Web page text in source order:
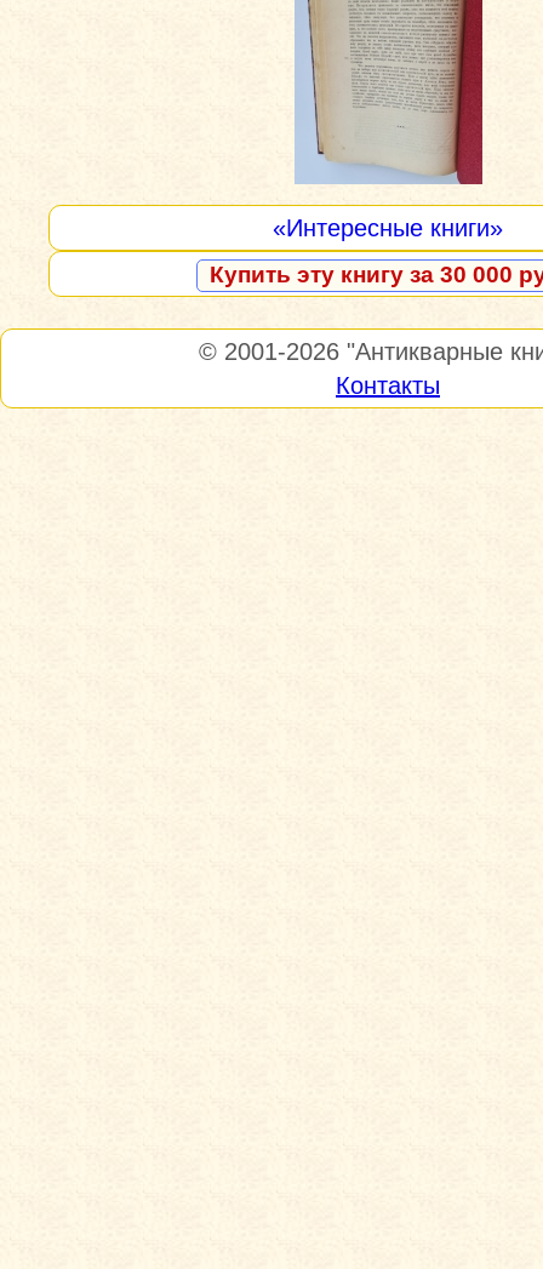
«Интересные книги»
Купить эту книгу за 30 000
© 2001-2026 "Антикварные
Контакты